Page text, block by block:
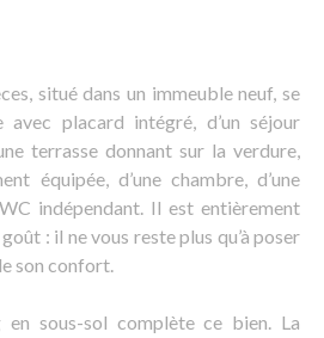
situé dans un immeuble neuf, se
avec placard intégré, d’un séjour
terrasse donnant sur la verdure,
équipée, d’une chambre, d’une
indépendant. Il est entièrement
: il ne vous reste plus qu’à poser
son confort.
sous-sol complète ce bien. La